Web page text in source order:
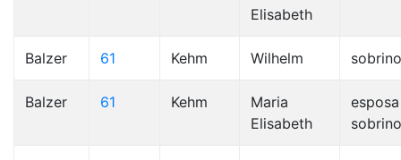
Elisabeth
Balzer 61 Kehm Wilhelm sobrino
Balzer 61 Kehm
Maria
Elisabeth
sobrino